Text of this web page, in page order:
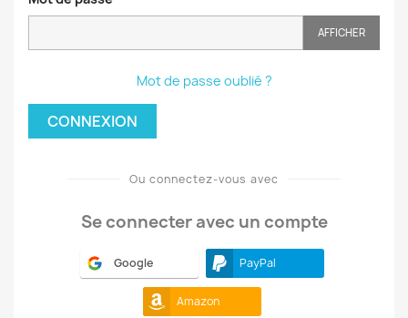
AFFICHER
Mot de passe oublié ?
CONNEXION
Ou connectez-vous avec
Se connecter avec un compte
Google PayPal
Amazon